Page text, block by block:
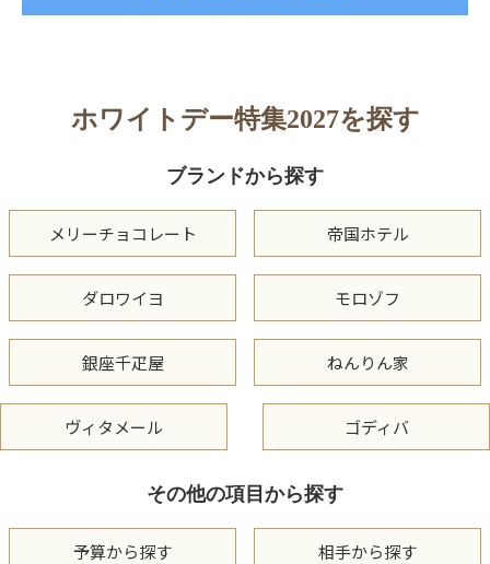
ホワイトデー特集2027を探す
ブランドから探す
メリーチョコレート 帝国ホテル
ダロワイヨ モロゾフ
銀座千疋屋 ねんりん家
ヴィタメール ゴディバ
その他の項目から探す
予算から探す 相手から探す